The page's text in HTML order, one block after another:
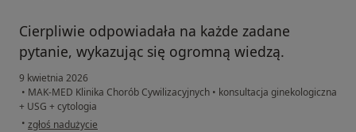
Cierpliwie odpowiadała na każde zadane
pytanie, wykazując się ogromną wiedzą.
9 kwietnia 2026
• MAK-MED Klinika Chorób Cywilizacyjnych • konsultacja ginekologiczna
+ USG + cytologia
• w opinii użytkownika Justyna
zgłoś nadużycie